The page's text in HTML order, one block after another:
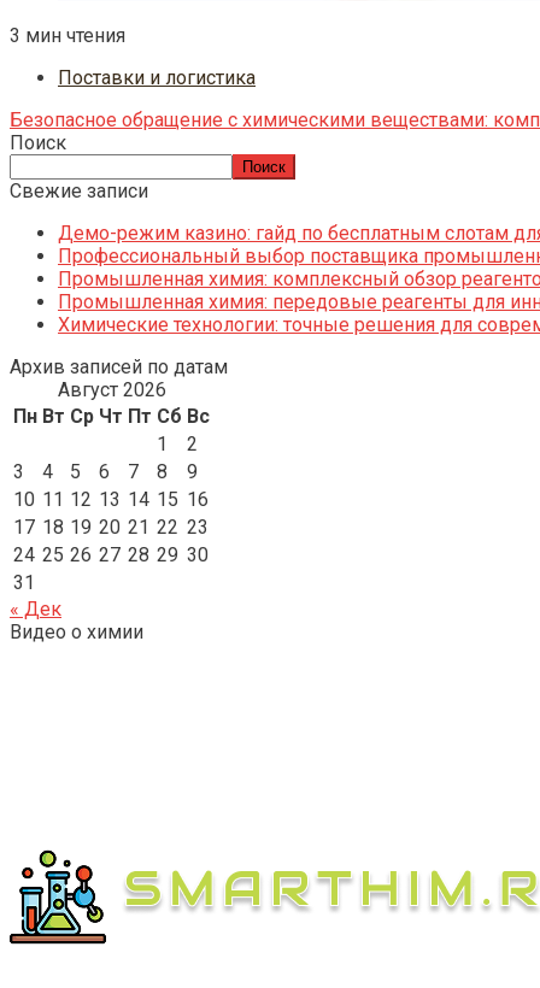
3 мин чтения
Поставки и логистика
Безопасное обращение с химическими веществами:
Поиск
Поиск
Свежие записи
Демо-режим казино: гайд по бесплатным слотам
Профессиональный выбор поставщика
Промышленная химия: комплексный обзор
Промышленная химия: передовые реагенты для
Химические технологии: точные решения для
Архив записей по датам
Август 2026
Пн Вт Ср Чт Пт Сб Вс
1
2
3
4 5 6 7 8
9
10 11 12 13 14 15 16
17 18 19 20 21 22 23
24 25 26 27 28 29 30
31
« Дек
Видео о химии